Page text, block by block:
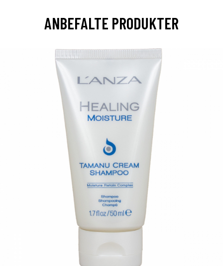
ANBEFALTE PRODUKTER